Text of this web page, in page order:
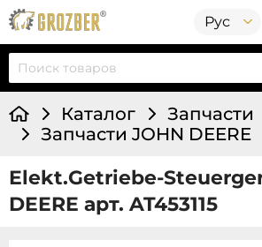
Рус
Каталог
Запчасти
Запчасти JOHN DEERE
Elekt.Getriebe-
DEERE арт. AT453115